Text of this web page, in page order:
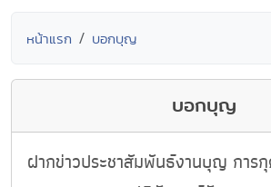
หน้าแรก บอกบุญ
บอกบุญ
ฝากข่าวประชาสัมพันธ์งานบุญ การ